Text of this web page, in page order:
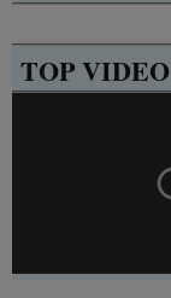
TOP VIDEO